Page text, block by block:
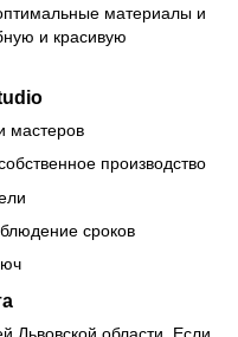
материалы и
и красивую
мастеров
производство
сроков